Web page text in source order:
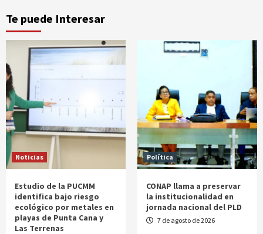
Te puede Interesar
Noticias
Estudio de la PUCMM
identifica bajo riesgo
ecológico por metales en
playas de Punta Cana y
Las Terrenas
Política
CONAP llama a preservar
la institucionalidad en
jornada nacional del PLD
7 de agosto de 2026